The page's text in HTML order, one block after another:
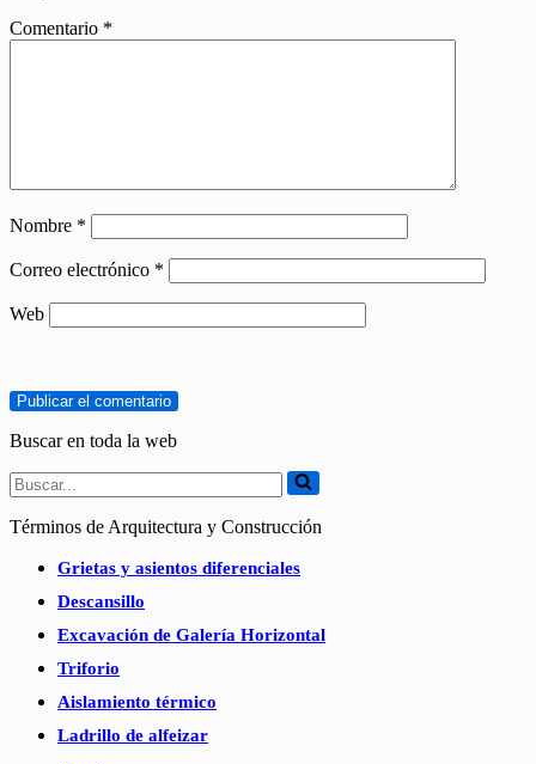
Comentario *
Nombre *
Correo electrónico *
Web
Buscar en toda la web
Buscar...
Términos de Arquitectura y Construcción
Grietas y asientos diferenciales
Descansillo
Excavación de Galería Horizontal
Triforio
Aislamiento térmico
Ladrillo de alfeizar